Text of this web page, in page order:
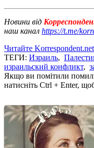
Новини від
наш канал https://t.me/
Читайте
ТЕГИ: Израиль,
израильский конфликт,
Якщо ви помітили
натисніть Ctrl + Enter,